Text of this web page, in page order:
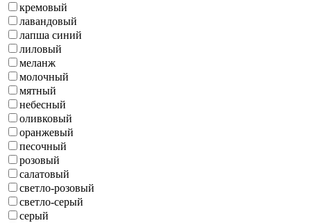
кремовый
лавандовый
лапша синий
лиловый
меланж
молочный
мятный
небесный
оливковый
оранжевый
песочный
розовый
салатовый
светло-розовый
светло-серый
серый